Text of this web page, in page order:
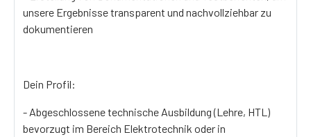
unsere Ergebnisse transparent und nachvollziehbar zu
dokumentieren
Dein Profil:
- Abgeschlossene technische Ausbildung (Lehre, HTL)
bevorzugt im Bereich Elektrotechnik oder in